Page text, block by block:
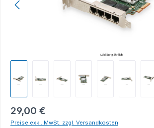
29,00 €
Preise exkl. MwSt. zzgl. Versandkosten